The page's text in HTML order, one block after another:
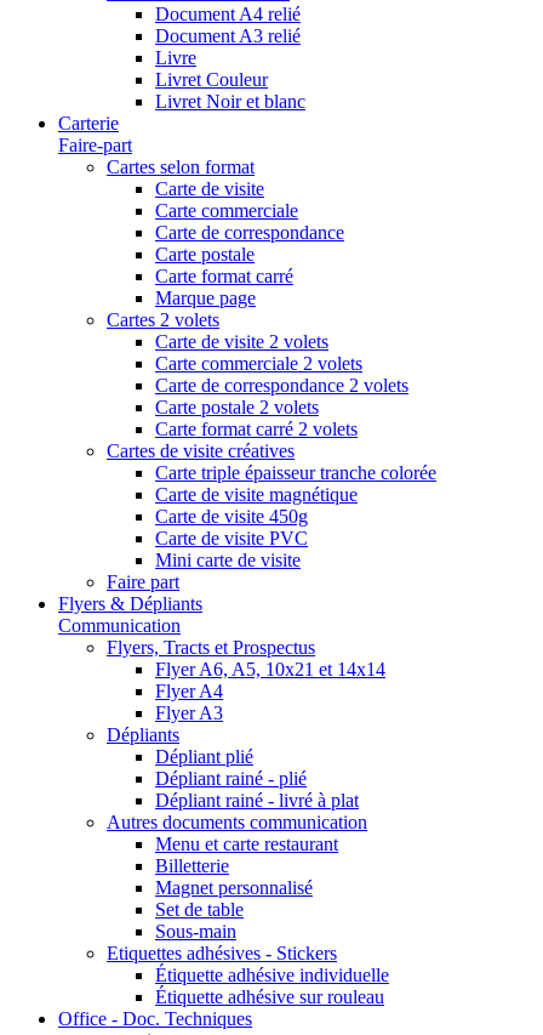
Document A4 relié
Document A3 relié
Livre
Livret Couleur
Livret Noir et blanc
Carterie
Faire-part
Cartes selon format
Carte de visite
Carte commerciale
Carte de correspondance
Carte postale
Carte format carré
Marque page
Cartes 2 volets
Carte de visite 2 volets
Carte commerciale 2 volets
Carte de correspondance 2 volets
Carte postale 2 volets
Carte format carré 2 volets
Cartes de visite créatives
Carte triple épaisseur tranche colorée
Carte de visite magnétique
Carte de visite 450g
Carte de visite PVC
Mini carte de visite
Faire part
Flyers & Dépliants
Communication
Flyers, Tracts et Prospectus
Flyer A6, A5, 10x21 et 14x14
Flyer A4
Flyer A3
Dépliants
Dépliant plié
Dépliant rainé - plié
Dépliant rainé - livré à plat
Autres documents communication
Menu et carte restaurant
Billetterie
Magnet personnalisé
Set de table
Sous-main
Etiquettes adhésives - Stickers
Étiquette adhésive individuelle
Étiquette adhésive sur rouleau
Office - Doc. Techniques